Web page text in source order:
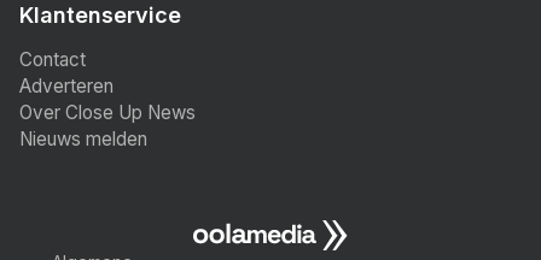
Klantenservice
Contact
Adverteren
Over Close Up News
Nieuws melden